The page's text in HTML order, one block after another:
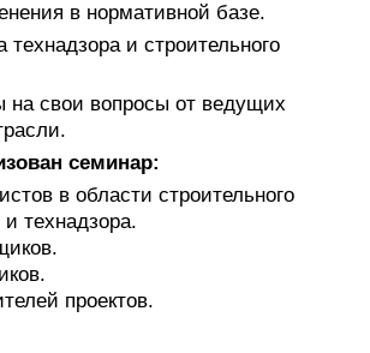
в нормативной базе.
и строительного
на свои вопросы от ведущих
семинар:
в области строительного
и технадзора.
проектов.